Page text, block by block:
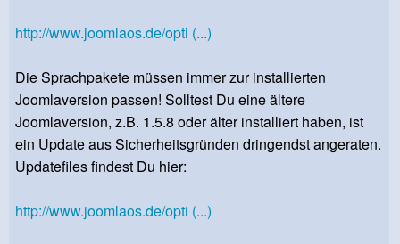
http://www.joomlaos.de/opti (...)
Die Sprachpakete müssen immer zur installierten
Joomlaversion passen! Solltest Du eine ältere
Joomlaversion, z.B. 1.5.8 oder älter installiert haben, ist
ein Update aus Sicherheitsgründen dringendst angeraten.
Updatefiles findest Du hier:
http://www.joomlaos.de/opti (...)